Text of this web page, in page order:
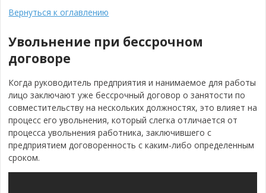
Вернуться к оглавлению
Увольнение при бессрочном
договоре
Когда руководитель предприятия и нанимаемое для работы
лицо заключают уже бессрочный договор о занятости по
совместительству на нескольких должностях, это влияет на
процесс его увольнения, который слегка отличается от
процесса увольнения работника, заключившего с
предприятием договоренность с каким-либо определенным
сроком.